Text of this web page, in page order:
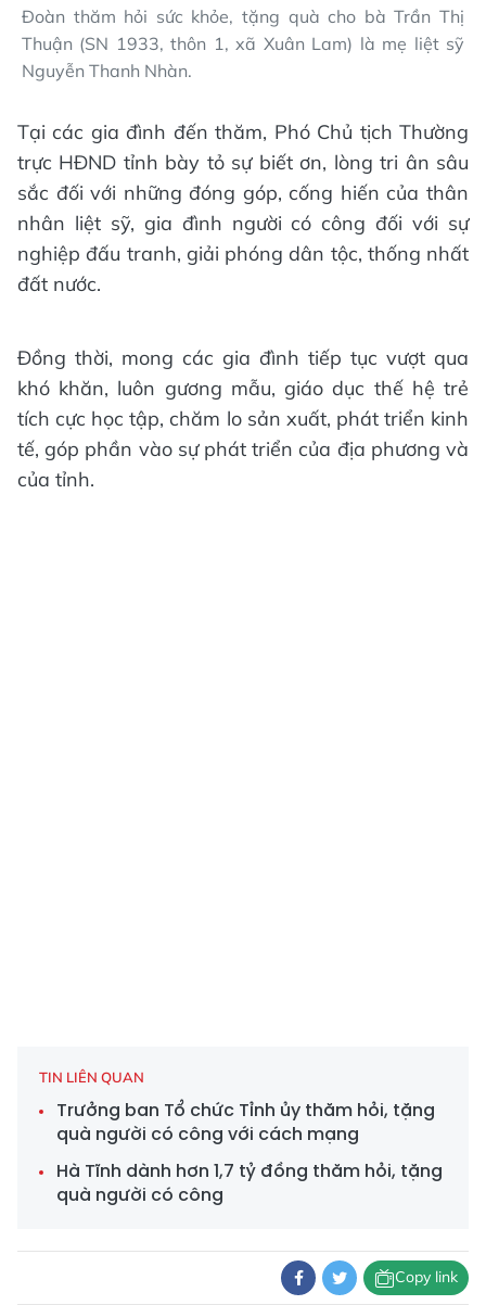
Đoàn thăm hỏi sức khỏe, tặng quà cho bà Trần Thị
Thuận (SN 1933, thôn 1, xã Xuân Lam) là mẹ liệt sỹ
Nguyễn Thanh Nhàn.
Tại các gia đình đến thăm, Phó Chủ tịch Thường
trực HĐND tỉnh bày tỏ sự biết ơn, lòng tri ân sâu
sắc đối với những đóng góp, cống hiến của thân
nhân liệt sỹ, gia đình người có công đối với sự
nghiệp đấu tranh, giải phóng dân tộc, thống nhất
đất nước.
Đồng thời, mong các gia đình tiếp tục vượt qua
khó khăn, luôn gương mẫu, giáo dục thế hệ trẻ
tích cực học tập, chăm lo sản xuất, phát triển kinh
tế, góp phần vào sự phát triển của địa phương và
của tỉnh.
TIN LIÊN QUAN
Trưởng ban Tổ chức Tỉnh ủy thăm hỏi, tặng
quà người có công với cách mạng
Hà Tĩnh dành hơn 1,7 tỷ đồng thăm hỏi, tặng
quà người có công
Copy link